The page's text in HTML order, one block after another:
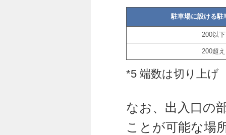
駐車場に設ける駐
200以下
200超え
*5 端数は切り上げ
なお、出入口の
ことが可能な場